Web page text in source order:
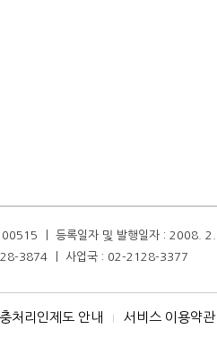
00515 ㅣ 등록일자 및 발행일자 : 2008.
3874 ㅣ 사업국 : 02-2128-3377
처리인제도 안내 I 서비스 이용약관